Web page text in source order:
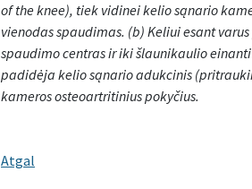
of the knee), tiek vidinei kelio sąnario
vienodas spaudimas. (b) Keliui esant
spaudimo centras ir iki šlaunikaulio
padidėja kelio sąnario adukcinis
kameros osteoartritinius pokyčius.
Atgal